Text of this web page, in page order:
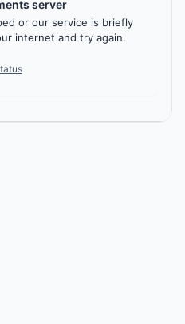
server
or our service is briefly
internet and try again.